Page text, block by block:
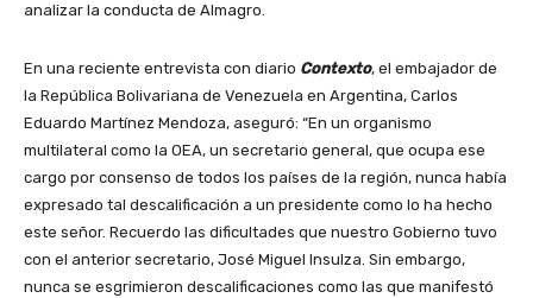
analizar la conducta de Almagro.
En una reciente entrevista con diario Contexto, el embajador de
la República Bolivariana de Venezuela en Argentina, Carlos
Eduardo Martínez Mendoza, aseguró: “En un organismo
multilateral como la OEA, un secretario general, que ocupa ese
cargo por consenso de todos los países de la región, nunca había
expresado tal descalificación a un presidente como lo ha hecho
este señor. Recuerdo las dificultades que nuestro Gobierno tuvo
con el anterior secretario, José Miguel Insulza. Sin embargo,
nunca se esgrimieron descalificaciones como las que manifestó